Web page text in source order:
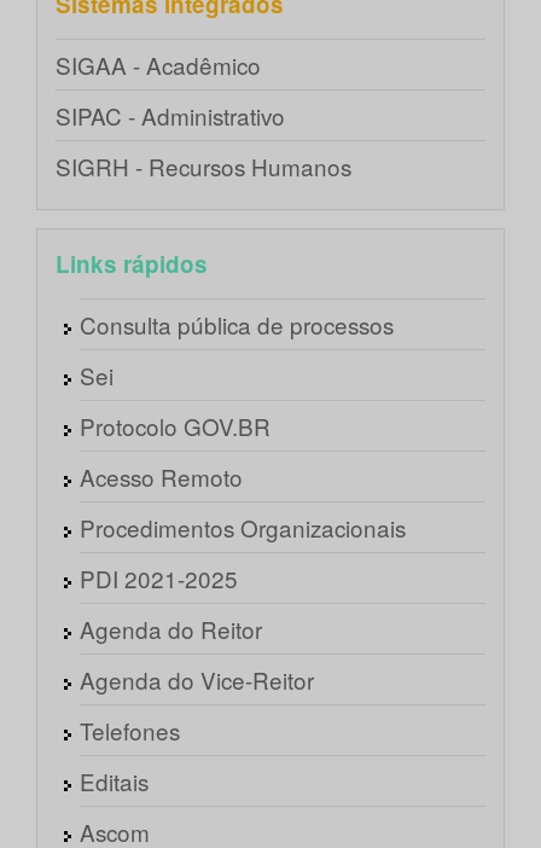
SIGAA - Acadêmico
SIPAC - Administrativo
SIGRH - Recursos Humanos
Links rápidos
Consulta pública de processos
Sei
Protocolo GOV.BR
Acesso Remoto
Procedimentos Organizacionais
PDI 2021-2025
Agenda do Reitor
Agenda do Vice-Reitor
Telefones
Editais
Ascom